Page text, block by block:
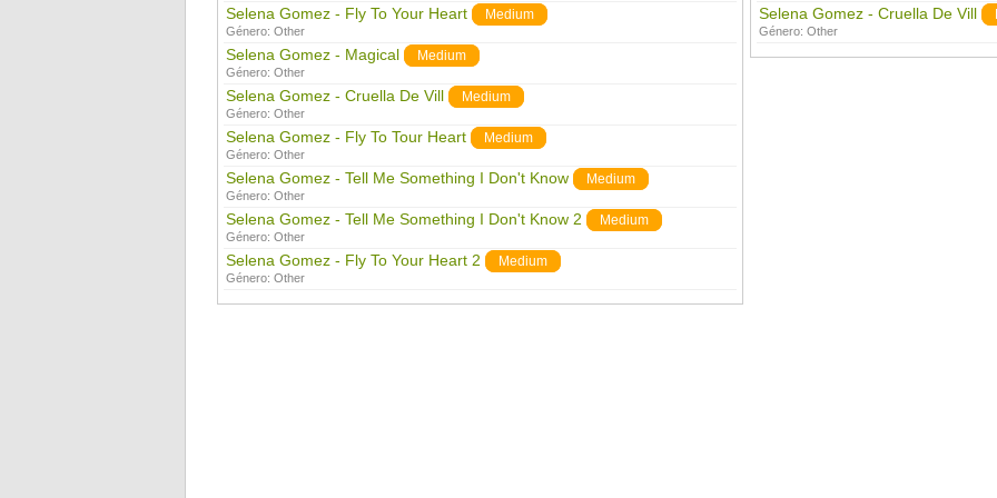
Selena Gomez - Fly To Your Heart Medium
Género: Other
Selena Gomez - Magical Medium
Género: Other
Selena Gomez - Cruella De Vill Medium
Género: Other
Selena Gomez - Fly To Tour Heart Medium
Género: Other
Selena Gomez - Tell Me Something I Don't Know Medium
Género: Other
Selena Gomez - Tell Me Something I Don't Know 2 Medium
Género: Other
Selena Gomez - Fly To Your Heart 2 Medium
Género: Other
Selena Gomez - Cruella De Vill
Género: Other